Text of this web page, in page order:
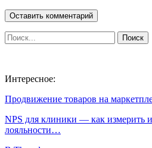
Интересное:
Продвижение товаров на
NPS для клиники — как измерить
лояльности…